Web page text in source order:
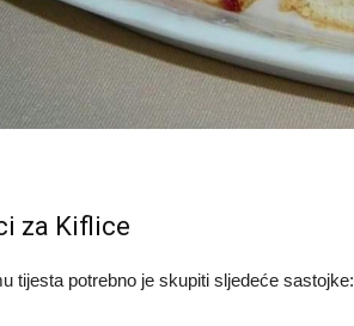
za Kiflice
tijesta potrebno je skupiti sljedeće sastojke: